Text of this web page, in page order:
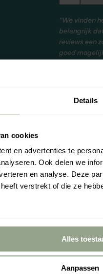
Details
cookies
en advertenties te
Ook delen we
en analyse. Deze
verstrekt of die ze
Alles
Aanpassen
“We vinden
belangrijk
reviews een
goed
service. Onze